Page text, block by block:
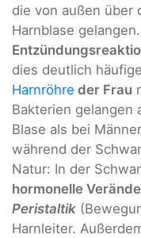
die von außen über
Harnblase
dies deutlich
Harnröhre der Frau
Bakterien gelangen
Blase als bei
während der
Natur: In der
hormonelle
Peristaltik
Harnleiter.